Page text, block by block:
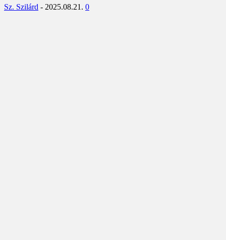
Sz. Szilárd - 2025.08.21. 0